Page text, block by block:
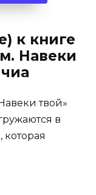
к книге
Навеки
твой»
в